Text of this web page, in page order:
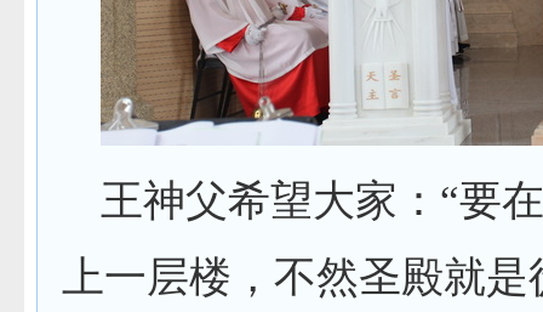
王神父希望大家：“要
上一层楼，不然圣殿就